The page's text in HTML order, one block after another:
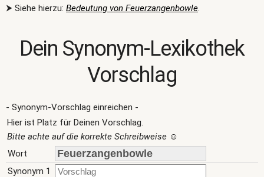
⮞ Siehe hierzu: Bedeutung von Feuerzangenbowle.
Dein Synonym-Lexikothek
Vorschlag
- Synonym-Vorschlag einreichen -
Hier ist Platz für Deinen Vorschlag.
Bitte achte auf die korrekte Schreibweise ☺
Wort
Synonym 1